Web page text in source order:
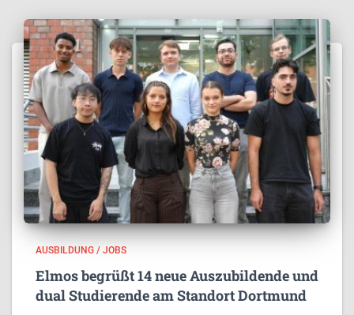
AUSBILDUNG / JOBS
Elmos begrüßt 14 neue Auszubildende und
dual Studierende am Standort Dortmund